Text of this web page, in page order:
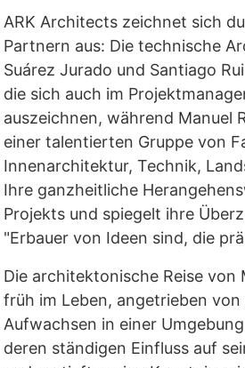
ARK Architects zeichnet sich
Partnern aus: Die technische
Suárez Jurado und Santiago
die sich auch im
auszeichnen, während Manuel
einer talentierten Gruppe von
Innenarchitektur, Technik,
Ihre ganzheitliche
Projekts und spiegelt ihre
"Erbauer von Ideen sind, die
Die architektonische Reise
früh im Leben, angetrieben
Aufwachsen in einer
deren ständigen Einfluss auf